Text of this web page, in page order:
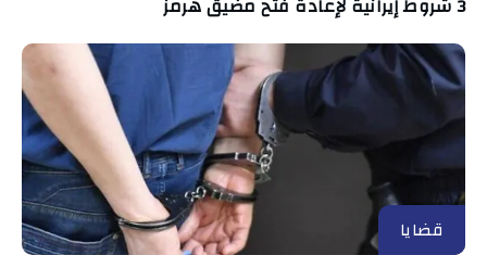
3 شروط إيرانية لإعادة فتح مضيق هرمز
قضايا